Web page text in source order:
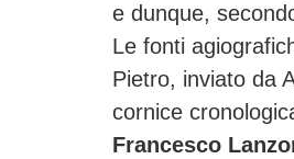
e dunque,
Le fonti
Pietro, inviato da
cornice
Francesco